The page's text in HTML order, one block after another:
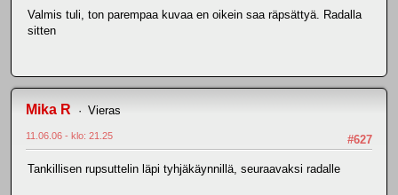
Valmis tuli, ton parempaa kuvaa en oikein saa räpsättyä. Radalla
sitten
Mika R Vieras
#627
11.06.06 - klo: 21.25
Tankillisen rupsuttelin läpi tyhjäkäynnillä, seuraavaksi radalle